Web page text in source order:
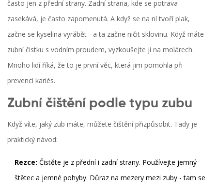
často jen z přední strany. Zadní strana, kde se potrava
zasekává, je často zapomenutá. A když se na ní tvoří plak,
začne se kyselina vyrábět - a ta začne ničit sklovinu. Když máte
zubní čistku s vodním proudem, vyzkoušejte ji na molárech.
Mnoho lidí říká, že to je první věc, která jim pomohla při
prevenci kariés.
Zubní čištění podle typu zubu
Když víte, jaký zub máte, můžete čištění přizpůsobit. Tady je
praktický návod:
Rezce: Čistěte je z přední i zadní strany. Používejte jemný
štětec a jemné pohyby. Důraz na mezery mezi zuby - tam se